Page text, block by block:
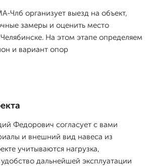
Члб организует выезд на объект,
замеры и оценить место
На этом этапе определяем
и вариант опор
Федорович согласует с вами
и внешний вид навеса из
учитываются нагрузка,
дальнейшей эксплуатации